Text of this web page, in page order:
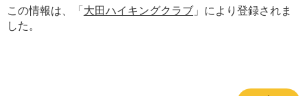
この情報は、「 大田ハイキングクラブ 」により登録されま
した。